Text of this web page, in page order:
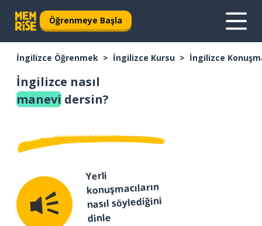
Öğrenmeye Başla
İngilizce Öğrenmek İngilizce Kursu İngilizce
İngilizce nasıl
manevi dersin?
Yerli
konuşmacıların
nasıl söylediğini
dinle